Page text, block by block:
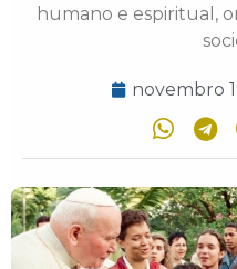
humano e espiritual,
novembro